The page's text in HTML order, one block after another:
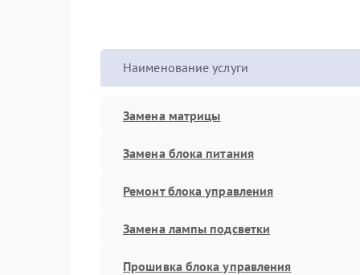
Наименование услуги
Замена матрицы
Замена блока питания
Ремонт блока управления
Замена лампы подсветки
Прошивка блока управления